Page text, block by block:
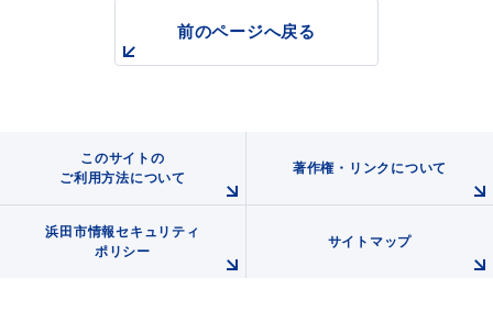
前のページへ戻る
このサイトの
ご利用方法について
著作権・リンクについて
浜田市情報セキュリティ
ポリシー
サイトマップ